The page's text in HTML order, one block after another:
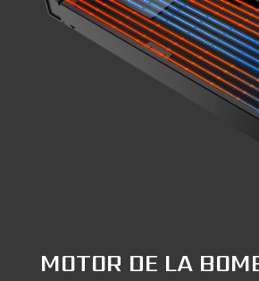
MOTOR DE LA